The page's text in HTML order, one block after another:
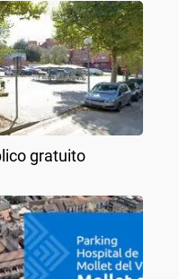
gratuito